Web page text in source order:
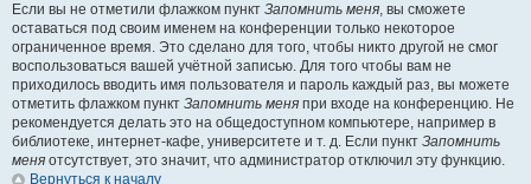
Если вы не отметили флажком пункт Запомнить меня, вы сможете
оставаться под своим именем на конференции только некоторое
ограниченное время. Это сделано для того, чтобы никто другой не смог
воспользоваться вашей учётной записью. Для того чтобы вам не
приходилось вводить имя пользователя и пароль каждый раз, вы можете
отметить флажком пункт Запомнить меня при входе на конференцию. Не
рекомендуется делать это на общедоступном компьютере, например в
библиотеке, интернет-кафе, университете и т. д. Если пункт Запомнить
меня отсутствует, это значит, что администратор отключил эту функцию.
Вернуться к началу